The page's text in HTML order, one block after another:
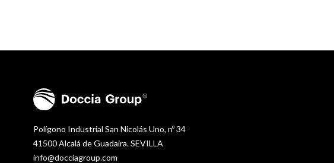
Polígono Industrial San Nicolás Uno, nº 34
41500 Alcalá de Guadaira. SEVILLA
info@docciagroup.com